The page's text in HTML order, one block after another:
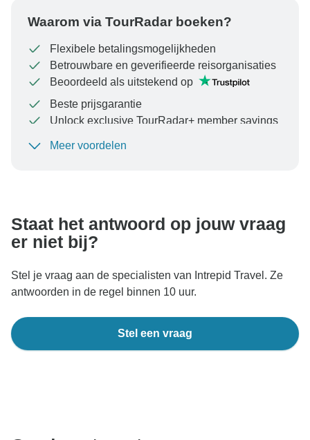
Waarom via TourRadar boeken?
Flexibele betalingsmogelijkheden
Betrouwbare en geverifieerde reisorganisaties
Beoordeeld als uitstekend op
Beste prijsgarantie
Unlock exclusive TourRadar+ member savings
Om uw betaling te beschermen en ervoor te zorgen
Meer voordelen
Staat het antwoord op jouw vraag
er niet bij?
Stel je vraag aan de specialisten van Intrepid Travel. Ze
antwoorden in de regel binnen 10 uur.
Stel een vraag